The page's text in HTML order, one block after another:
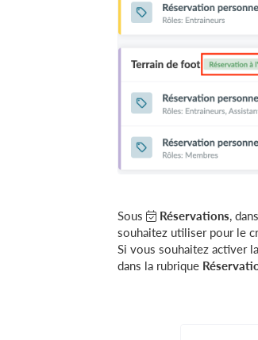
Sous Réservations,
souhaitez utiliser pour le
Si vous souhaitez activer
dans la rubrique